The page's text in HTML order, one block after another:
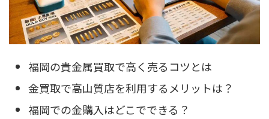
福岡の貴金属買取で高く売るコツとは
金買取で高山質店を利用するメリットは？
福岡での金購入はどこでできる？